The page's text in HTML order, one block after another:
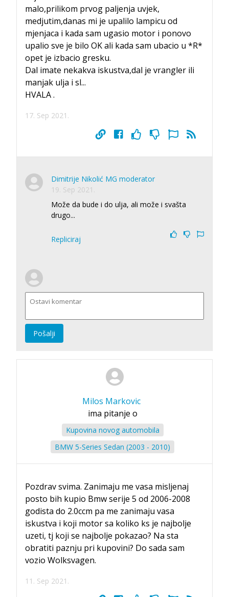
malo,prilikom prvog paljenja uvjek,
medjutim,danas mi je upalilo lampicu od
mjenjaca i kada sam ugasio motor i ponovo
upalio sve je bilo OK ali kada sam ubacio u *R*
opet je izbacio gresku.
Dal imate nekakva iskustva,dal je vrangler ili
manjak ulja i sl...
HVALA .
17. Sep 2021.
Dimitrije Nikolić MG moderator
19. Sep 2021.
Može da bude i do ulja, ali može i svašta
drugo...
Repliciraj
Pošalji
Milos Markovic
ima pitanje o
Kupovina novog automobila
BMW 5-Series Sedan (2003 - 2010)
Pozdrav svima. Zanimaju me vasa misljenaj
posto bih kupio Bmw serije 5 od 2006-2008
godista do 2.0ccm pa me zanimaju vasa
iskustva i koji motor sa koliko ks je najbolje
uzeti, tj koji se najbolje pokazao? Na sta
obratiti paznju pri kupovini? Do sada sam
vozio Wolksvagen.
11. Sep 2021.